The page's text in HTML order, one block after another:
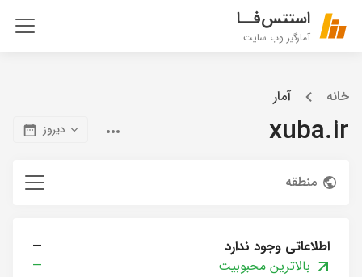
استتس‌فــا
آمارگیر وب سایت
خانه آمار
xuba.ir دیروز
منطقه
اطلاعاتی وجود ندارد
—
بالاترین محبوبیت
—